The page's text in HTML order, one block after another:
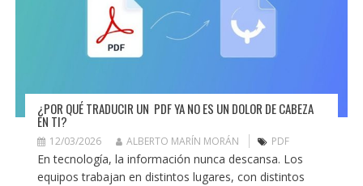
¿POR QUÉ TRADUCIR UN PDF YA NO ES UN DOLOR DE CABEZA
EN TI?
12/03/2026 ALBERTO MARÍN MORÁN PDF
En tecnología, la información nunca descansa. Los
equipos trabajan en distintos lugares, con distintos